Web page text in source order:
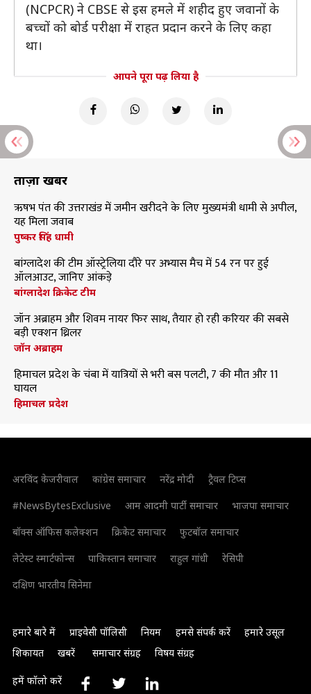
(NCPCR) ने CBSE से इस हमले में शहीद हुए जवानों के
बच्चों को बोर्ड परीक्षा में राहत प्रदान करने के लिए कहा
था।
आपने पूरा पढ़ लिया है
ताज़ा खबरें
ऋषभ पंत की उत्तराखंड में जमीन खरीदने के लिए मुख्यमंत्री धामी से अपील,
यह मिला जवाब
पुष्कर सिंह धामी
बांग्लादेश की टीम ऑस्ट्रेलिया दौरे पर अभ्यास मैच में 54 रन पर हुई
ऑलआउट, जानिए आंकड़े
बांग्लादेश क्रिकेट टीम
जॉन अब्राहम और शिवम नायर फिर साथ, तैयार हो रही करियर की सबसे
बड़ी एक्शन थ्रिलर
जॉन अब्राहम
हिमाचल प्रदेश के चंबा में यात्रियों से भरी बस पलटी, 7 की मौत और 11
घायल
हिमाचल प्रदेश
अरविंद केजरीवाल कांग्रेस समाचार नरेंद्र मोदी
ट्रैवल टिप्स
#NewsBytesExclusive
आम आदमी पार्टी समाचार
भाजपा समाचार
बॉक्स ऑफिस कलेक्शन
क्रिकेट समाचार
फुटबॉल समाचार
लेटेस्ट स्मार्टफोन्स
पाकिस्तान समाचार राहुल गांधी
रेसिपी
दक्षिण भारतीय सिनेमा
हमारे बारे में प्राइवेसी पॉलिसी नियम हमसे संपर्क करें
हमारे उसूल
शिकायत
खबरें समाचार संग्रह विषय संग्रह
हमें फॉलो करें